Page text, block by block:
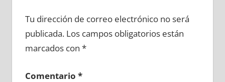
Tu dirección de correo electrónico no será
publicada. Los campos obligatorios están
marcados con *
Comentario *